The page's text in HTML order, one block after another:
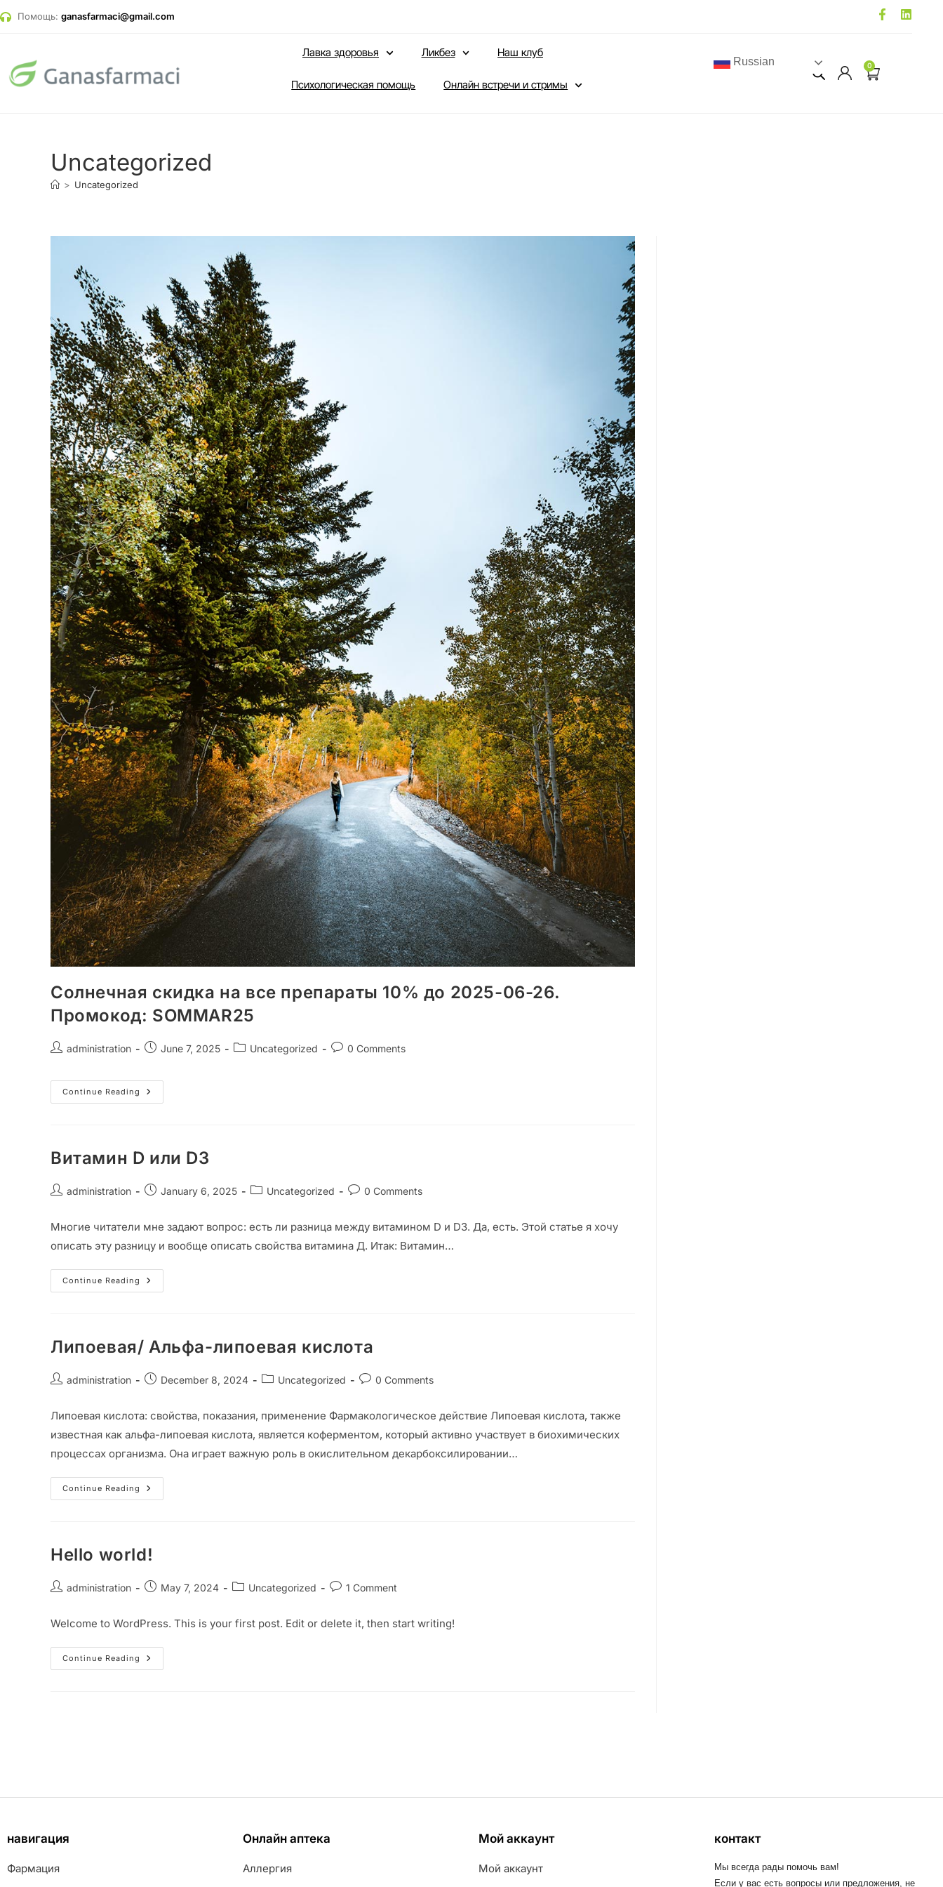
Помощь: ganasfarmaci@gmail.com
Лавка здоровья Ликбез Наш клуб
Психологическая помощь Онлайн встречи и стримы
Russian 0
Uncategorized
> Uncategorized
Солнечная скидка на все препараты 10% до 2025-06-26.
Промокод: SOMMAR25
administration June 7, 2025 Uncategorized 0 Comments
Continue Reading
Витамин D или D3
administration January 6, 2025 Uncategorized 0 Comments
Многие читатели мне задают вопрос: есть ли разница между витамином D и D3. Да, есть. Этой статье я хочу
описать эту разницу и вообще описать свойства витамина Д. Итак: Витамин…
Continue Reading
Липоевая/ Альфа-липоевая кислота
administration December 8, 2024 Uncategorized 0 Comments
Липоевая кислота: свойства, показания, применение Фармакологическое действие Липоевая кислота, также
известная как альфа-липоевая кислота, является коферментом, который активно участвует в биохимических
процессах организма. Она играет важную роль в окислительном декарбоксилировании…
Continue Reading
Hello world!
administration May 7, 2024 Uncategorized 1 Comment
Welcome to WordPress. This is your first post. Edit or delete it, then start writing!
Continue Reading
навигация
Фармация
Онлайн аптека
Аллергия
Мой аккаунт
Мой аккаунт
контакт
Мы всегда рады помочь вам!
Если у вас есть вопросы или предложения, не